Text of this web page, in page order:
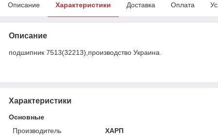
Описание Характеристики Доставка Оплата
Описание
подшипник 7513(32213),производство Украина.
Характеристики
Основные
Производитель
ХАРП